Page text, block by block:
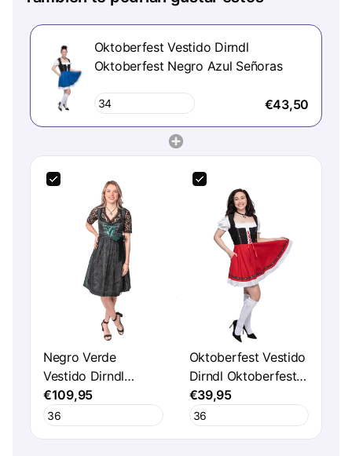
Oktoberfest Vestido Dirndl
Oktoberfest Negro Azul Señoras
€43,50
Negro Verde
Vestido Dirndl
Oktoberfest Mujer
Jaquard
€109,95
Oktoberfest Vestido
Dirndl Oktoberfest
Negro Rojo Señoras
€39,95